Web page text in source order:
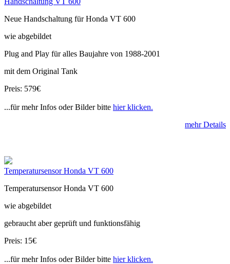
Neue Handschaltung für Honda VT 600
wie abgebildet
Plug and Play für alles Baujahre von 1988-2001
mit dem Original Tank
Preis: 579€
...für mehr Infos oder Bilder bitte hier klicken.
mehr Details
Temperatursensor Honda VT 600
Temperatursensor Honda VT 600
wie abgebildet
gebraucht aber geprüft und funktionsfähig
Preis: 15€
...für mehr Infos oder Bilder bitte hier klicken.